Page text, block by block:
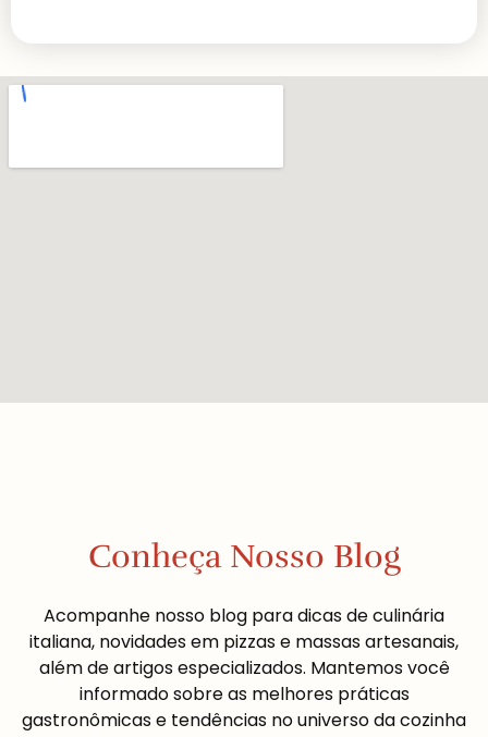
Conheça Nosso Blog
Acompanhe nosso blog para dicas de culinária
italiana, novidades em pizzas e massas artesanais,
além de artigos especializados. Mantemos você
informado sobre as melhores práticas
gastronômicas e tendências no universo da cozinha